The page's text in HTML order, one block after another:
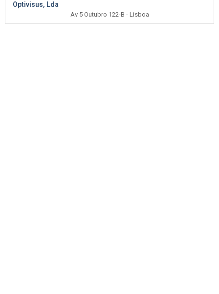
Optivisus, Lda
Av 5 Outubro 122-B - Lisboa